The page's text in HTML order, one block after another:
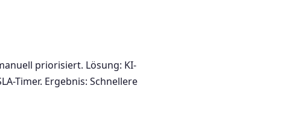
priorisiert. Lösung: KI-
Timer. Ergebnis: Schnellere